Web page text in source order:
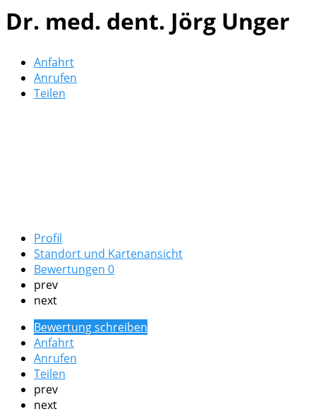
Dr. med. dent. Jörg Unger
Anfahrt
Anrufen
Teilen
Profil
Standort und Kartenansicht
Bewertungen 0
prev
next
Bewertung schreiben
Anfahrt
Anrufen
Teilen
prev
next